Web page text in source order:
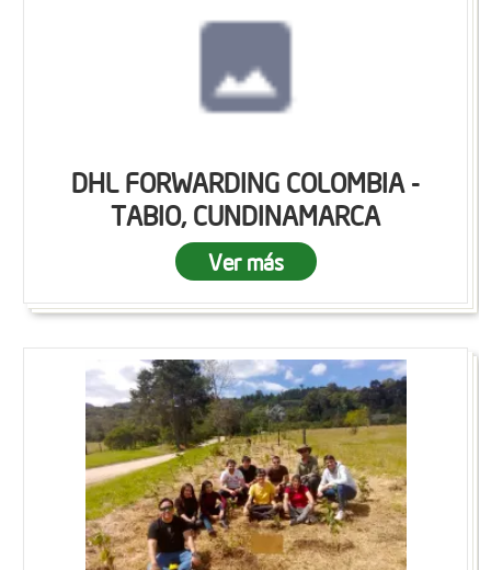
DHL FORWARDING COLOMBIA -
TABIO, CUNDINAMARCA
Ver más